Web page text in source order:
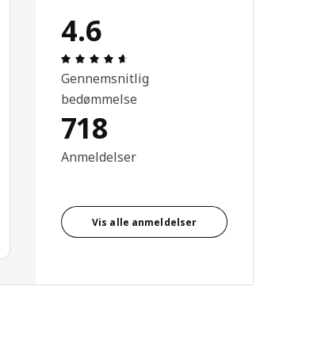
4.6
Gennemsnitlig
bedømmelse
718
Anmeldelser
Vis alle anmeldelser